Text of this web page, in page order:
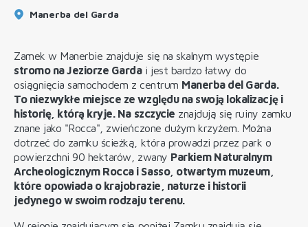
Manerba del Garda
Zamek w Manerbie znajduje się na skalnym występie
stromo na Jeziorze Garda i jest bardzo łatwy do
osiągnięcia samochodem z centrum Manerba del Garda.
To niezwykłe miejsce ze względu na swoją lokalizację i
historię, którą kryje. Na szczycie znajdują się ruiny zamku
znane jako "Rocca", zwieńczone dużym krzyżem. Można
dotrzeć do zamku ścieżką, która prowadzi przez park o
powierzchni 90 hektarów, zwany Parkiem Naturalnym
Archeologicznym Rocca i Sasso, otwartym muzeum,
które opowiada o krajobrazie, naturze i historii
jedynego w swoim rodzaju terenu.